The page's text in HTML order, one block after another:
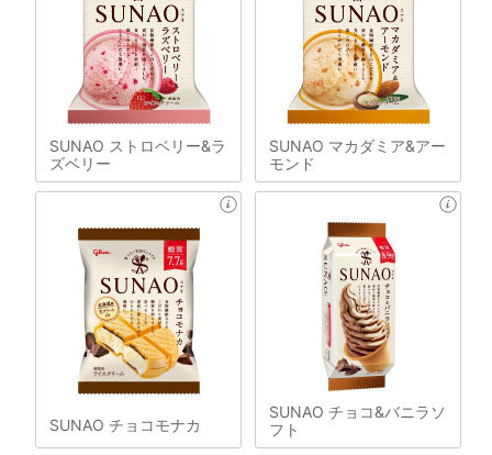
SUNAO ストロベリー&ラ
ズベリー
SUNAO マカダミア&アー
モンド
SUNAO チョコモナカ
SUNAO チョコ&バニラソ
フト